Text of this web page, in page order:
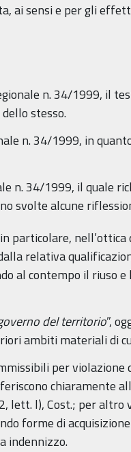
ai sensi e per gli
n. 34/1999, il
stesso.
n. 34/1999, in
n. 34/1999, il quale
svolte alcune
particolare, nell’ottica
relativa
al contempo il riuso
del territorio”,
ambiti materiali di
per
chiaramente
lett. l), Cost.; per altro
forme di
indennizzo.